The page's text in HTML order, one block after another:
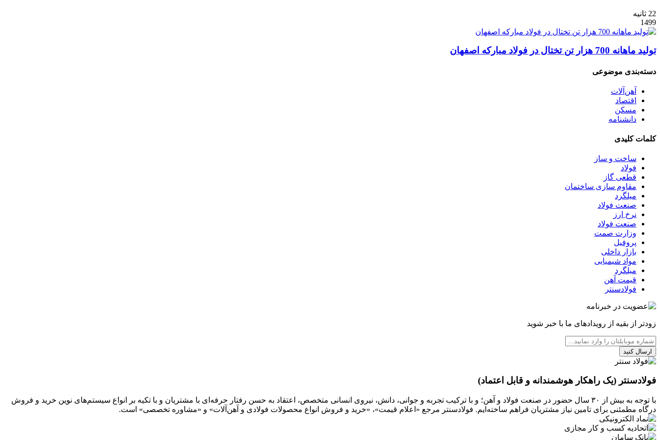
22 ثانیه
1499
تولید ماهانه 700 هزار تن تختال در فولاد مبارکه اصفهان
دسته‌بندی موضوعی
آهن‌آلات
اقتصاد
مسکن
دانشنامه
کلمات کلیدی
ساخت و ساز
فولاد
قطعی گاز
مقاوم سازی ساختمان
میلگرد
صنعت فولاد
نرخ ارز
صنعت فولاد
وزارت صمت
پروفیل
بازار داخلی
مواد شیمیایی
میلگرد
قیمت آهن
فولادسنتر
زودتر از بقیه از رویدادهای ما با خبر شوید
ارسال کنید
فولادسنتر (یک راهکار هوشمندانه و قابل اعتماد)
با توجه به بیش از ۳۰ سال حضور در صنعت فولاد و آهن؛ و با ترکیب تجربه و جوانی، دانش، نیروی انسانی متخصص، اعتقاد به حسن رفتار حرفه‌ای با مشتریان و با تکیه بر انواع سیستم‌های نوین خرید و فروش
درگاه مطمئنی برای تامین نیاز مشتریان فراهم ساخته‌ایم. فولادسنتر مرجع «اعلام قیمت»، «خرید و فروش انواع محصولات فولادی و آهن‌آلات» و «مشاوره تخصصی» است.